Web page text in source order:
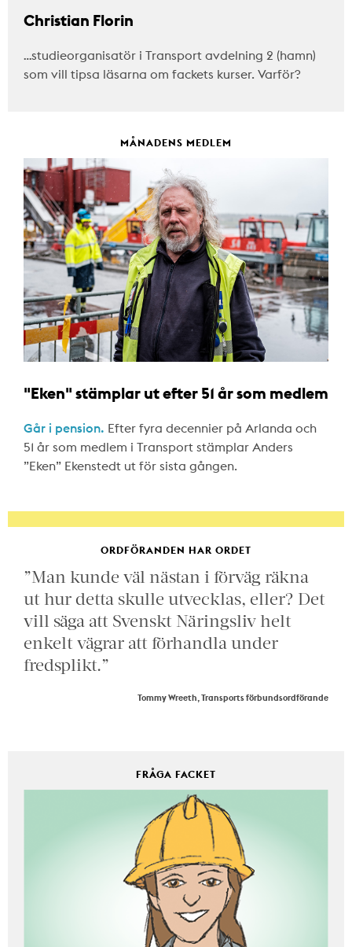
Christian Florin
…studieorganisatör i Transport avdelning 2 (hamn)
som vill tipsa läsarna om fackets kurser. Varför?
MÅNADENS MEDLEM
"Eken" stämplar ut efter 51 år som medlem
Går i pension. Efter fyra decennier på Arlanda och
51 år som medlem i Transport stämplar Anders
”Eken” Ekenstedt ut för sista gången.
ORDFÖRANDEN HAR ORDET
”Man kunde väl nästan i förväg räkna
ut hur detta skulle utvecklas, eller? Det
vill säga att Svenskt Näringsliv helt
enkelt vägrar att förhandla under
fredsplikt.”
Tommy Wreeth, Transports förbundsordförande
FRÅGA FACKET